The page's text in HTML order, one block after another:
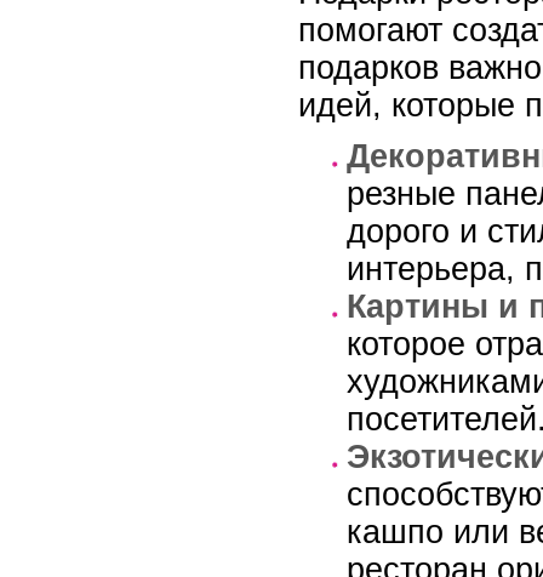
помогают
подарков
идей, которые
резные
дорого и
интерьера,
Картины и
которое
кашпо или